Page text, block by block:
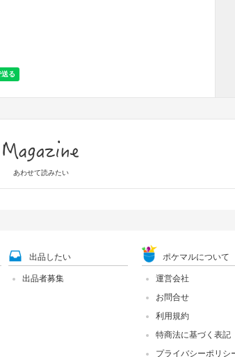
あわせて読みたい
出品したい
出品者募集
ポケマルについて
運営会社
お問合せ
利用規約
特商法に基づく表記
プライバシーポリシ